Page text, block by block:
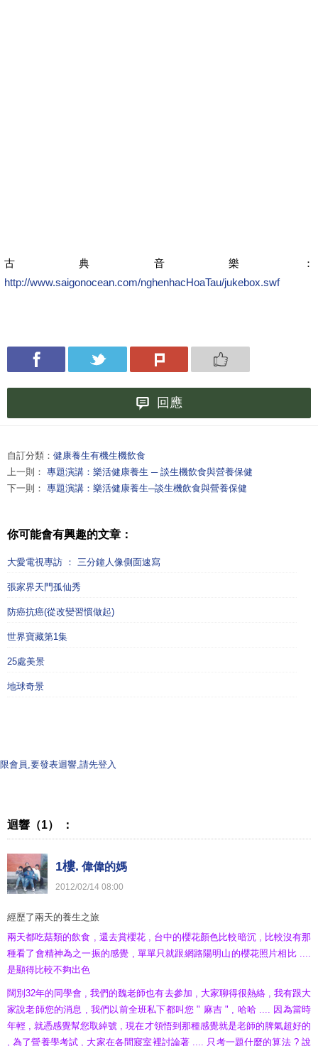
古典音樂：
http://www.saigonocean.com/nghenhacHoaTau/jukebox.swf
回應
自訂分類： 健康養生有機生機飲食
上一則： 專題演講：樂活健康養生 ─ 談生機飲食與營養保健
下一則： 專題演講：樂活健康養生─談生機飲食與營養保健
你可能會有興趣的文章：
大愛電視專訪 ： 三分鐘人像側面速寫
張家界天門孤仙秀
防癌抗癌(從改變習慣做起)
世界寶藏第1集
25處美景
地球奇景
限會員,要發表迴響,請先登入
迴響（1） ：
1樓. 偉偉的媽
2012/02/14 08:00
經歷了兩天的養生之旅
兩天都吃菇類的飲食 , 還去賞櫻花 , 台中的櫻花顏色比較暗沉 , 比較沒有那
種看了會精神為之一振的感覺 , 單單只就跟網路陽明山的櫻花照片相比 ....
是顯得比較不夠出色
闊別32年的同學會 , 我們的魏老師也有去參加 , 大家聊得很熱絡 , 我有跟大
家說老師您的消息 , 我們以前全班私下都叫您 " 麻吉 " , 哈哈 .... 因為當時
年輕 , 就憑感覺幫您取綽號 , 現在才領悟到那種感覺就是老師的脾氣超好的
, 為了營養學考試 , 大家在各間寢室裡討論著 .... 只考一題什麼的算法 ? 說